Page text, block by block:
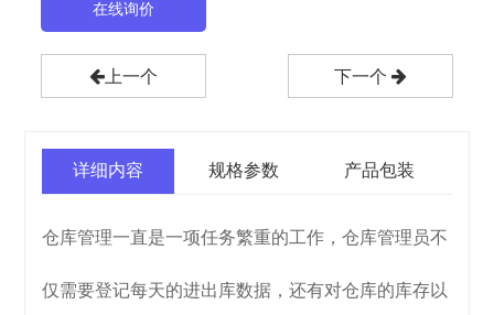
在线询价
上一个 下一个
详细内容 规格参数 产品包装
仓库管理一直是一项任务繁重的工作，仓库管理员不
仅需要登记每天的进出库数据，还有对仓库的库存以